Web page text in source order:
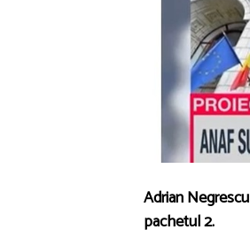
Adrian
pachetul 2.